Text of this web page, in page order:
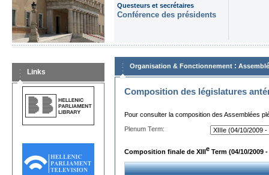
Questeurs et secrétaires
Conférence des présidents
Links
Organisation & Fonctionnement :
Composition des législatures
Pour consulter la composition des Assemblées
Plenum Term:
Composition finale de XIIIe Term (04/10/2009 -